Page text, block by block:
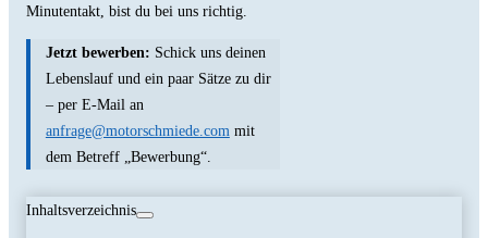
Minutentakt, bist du bei uns richtig.
Jetzt bewerben: Schick uns deinen
Lebenslauf und ein paar Sätze zu dir
– per E-Mail an
anfrage@motorschmiede.com mit
dem Betreff „Bewerbung“.
Inhaltsverzeichnis